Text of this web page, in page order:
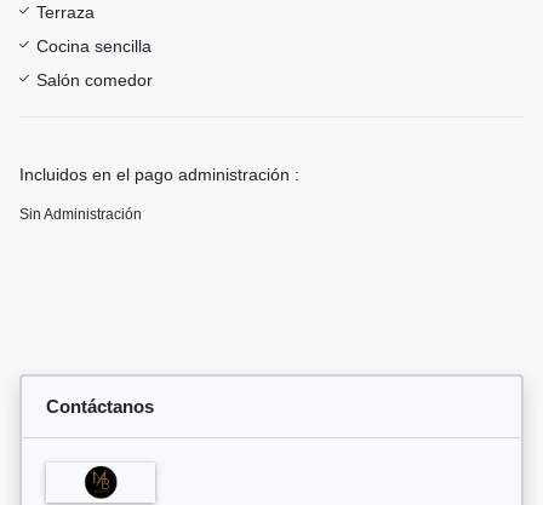
Terraza
Cocina sencilla
Salón comedor
Incluidos en el pago administración :
Sin Administración
Contáctanos